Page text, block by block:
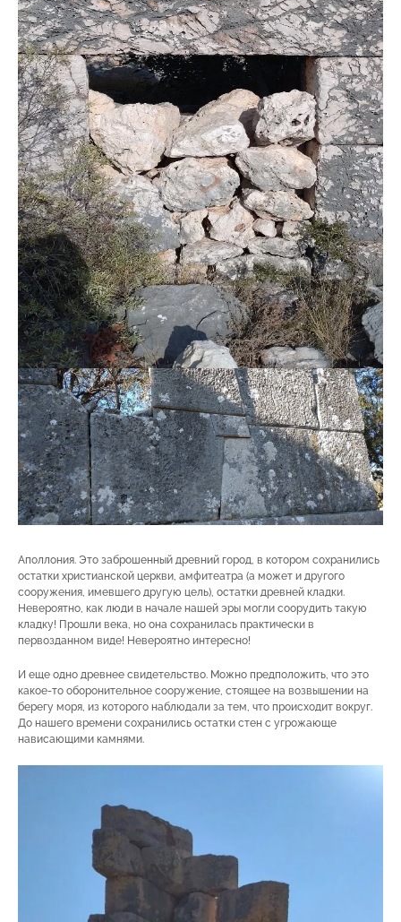
Аполлония. Это заброшенный древний город, в котором сохранились
остатки христианской церкви, амфитеатра (а может и другого
сооружения, имевшего другую цель), остатки древней кладки.
Невероятно, как люди в начале нашей эры могли соорудить такую
кладку! Прошли века, но она сохранилась практически в
первозданном виде! Невероятно интересно!
И еще одно древнее свидетельство. Можно предположить, что это
какое-то оборонительное сооружение, стоящее на возвышении на
берегу моря, из которого наблюдали за тем, что происходит вокруг.
До нашего времени сохранились остатки стен с угрожающе
нависающими камнями.